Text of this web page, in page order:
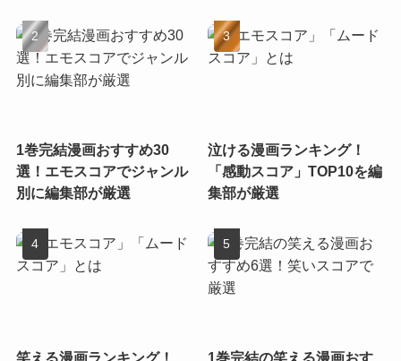
1巻完結漫画おすすめ30
選！エモスコアでジャンル
別に編集部が厳選
泣ける漫画ランキング！
「感動スコア」TOP10を編
集部が厳選
笑える漫画ランキング！ 1巻完結の笑える漫画おす